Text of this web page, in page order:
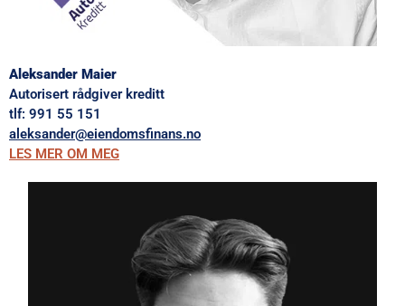
Aleksander Maier
Autorisert rådgiver kreditt
tlf: 991 55 151
aleksander@eiendomsfinans.no
LES MER OM MEG